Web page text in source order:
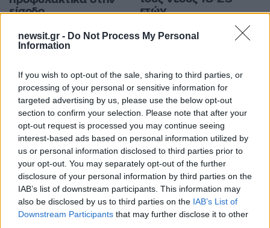
newsit.gr - Do Not Process My Personal
Information
If you wish to opt-out of the sale, sharing to third parties, or
processing of your personal or sensitive information for
targeted advertising by us, please use the below opt-out
section to confirm your selection. Please note that after your
opt-out request is processed you may continue seeing
interest-based ads based on personal information utilized by
us or personal information disclosed to third parties prior to
your opt-out. You may separately opt-out of the further
disclosure of your personal information by third parties on the
IAB’s list of downstream participants. This information may
also be disclosed by us to third parties on the IAB’s List of
Downstream Participants that may further disclose it to other
είσοδο
ετών